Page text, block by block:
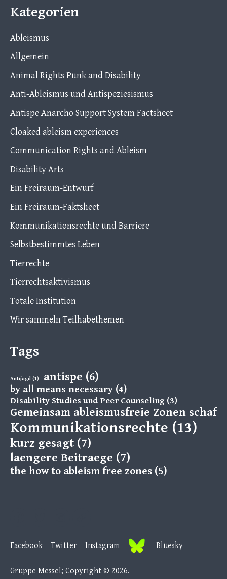
Kategorien
Ableismus
Allgemein
Animal Rights Punk and Disability
Anti-Ableismus und Antispeziesismus
Antispe Anarcho Support System Factsheet
Cloaked ableism experiences
Communication Rights and Ableism
Disability Arts
Ein Freiraum-Entwurf
Ein Freiraum-Faktsheet
Kommunikationsrechte und Barriere
Selbstbestimmtes Leben
Tierrechte
Tierrechtsaktivismus
Totale Institution
Wir sammeln Teilhabethemen
Tags
Antijagd (1) antispe (6)
by all means necessary (4)
Disability Studies und Peer Counseling (3)
Gemeinsam ableismusfreie Zonen
Kommunikationsrechte (13)
kurz gesagt (7)
laengere Beitraege (7)
the how to ableism free zones (5)
Gruppe Messel; Copyright © 2026.
Facebook Twitter Instagram Bluesky
e